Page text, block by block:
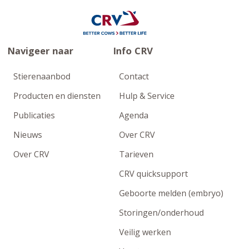
Navigeer naar
Stierenaanbod
Producten en diensten
Publicaties
Nieuws
Over CRV
Info CRV
Contact
Hulp & Service
Agenda
Over CRV
Tarieven
CRV quicksupport
Geboorte melden (embryo)
Storingen/onderhoud
Veilig werken